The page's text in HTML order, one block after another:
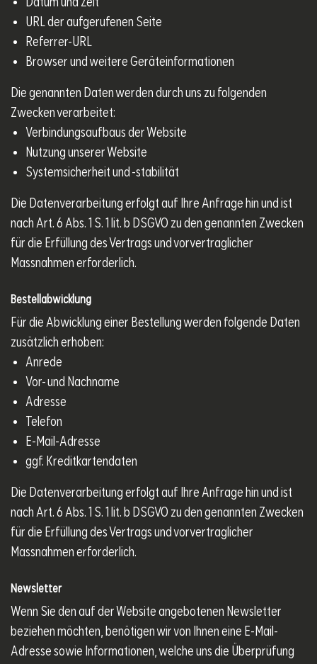
URL der aufgerufenen Seite
Referrer-URL
Browser und weitere Geräteinformationen
Die genannten Daten werden durch uns zu folgenden
Zwecken verarbeitet:
Verbindungsaufbaus der Website
Nutzung unserer Website
Systemsicherheit und -stabilität
Die Datenverarbeitung erfolgt auf Ihre Anfrage hin und ist
nach Art. 6 Abs. 1 S. 1 lit. b DSGVO zu den genannten Zwecken
für die Erfüllung des Vertrags und vorvertraglicher
Massnahmen erforderlich.
Bestellabwicklung
Für die Abwicklung einer Bestellung werden folgende Daten
zusätzlich erhoben:
Anrede
Vor- und Nachname
Adresse
Telefon
E-Mail-Adresse
ggf. Kreditkartendaten
Die Datenverarbeitung erfolgt auf Ihre Anfrage hin und ist
nach Art. 6 Abs. 1 S. 1 lit. b DSGVO zu den genannten Zwecken
für die Erfüllung des Vertrags und vorvertraglicher
Massnahmen erforderlich.
Newsletter
Wenn Sie den auf der Website angebotenen Newsletter
beziehen möchten, benötigen wir von Ihnen eine E-Mail-
Adresse sowie Informationen, welche uns die Überprüfung